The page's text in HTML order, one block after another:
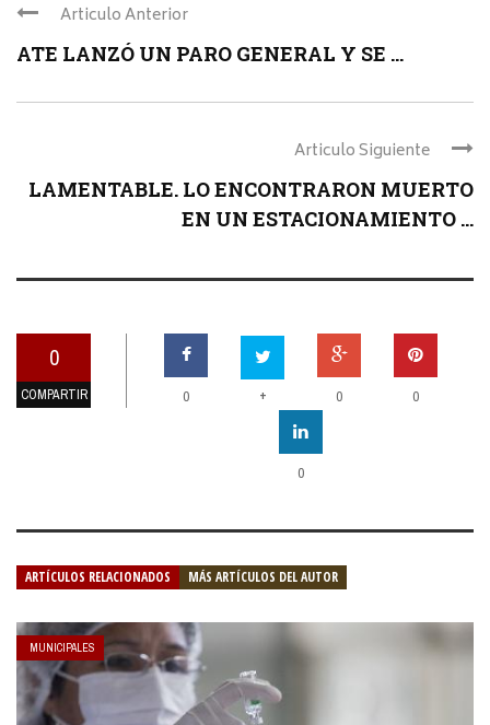
Articulo Anterior
ATE LANZÓ UN PARO GENERAL Y SE ...
Articulo Siguiente
LAMENTABLE. LO ENCONTRARON MUERTO
EN UN ESTACIONAMIENTO ...
0
COMPARTIR 0 + 0 0
0
ARTÍCULOS RELACIONADOS MÁS ARTÍCULOS DEL AUTOR
MUNICIPALES